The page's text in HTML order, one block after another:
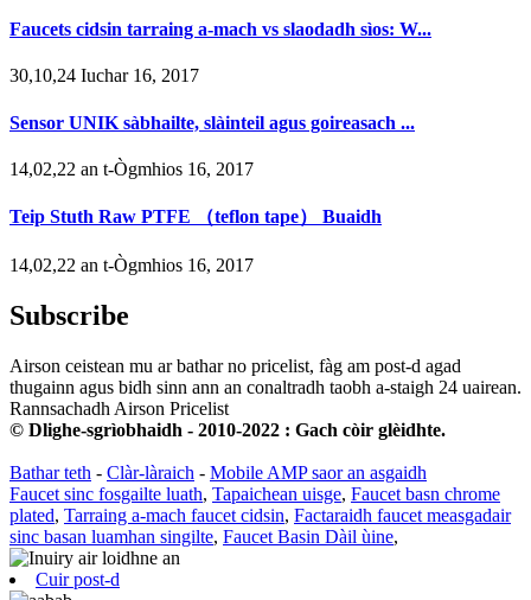
Faucets cidsin tarraing a-mach vs slaodadh sìos: W...
30,10,24 Iuchar 16, 2017
Sensor UNIK sàbhailte, slàinteil agus goireasach ...
14,02,22 an t-Ògmhios 16, 2017
Teip Stuth Raw PTFE （teflon tape） Buaidh
14,02,22 an t-Ògmhios 16, 2017
Subscribe
Airson ceistean mu ar bathar no pricelist, fàg am post-d agad
thugainn agus bidh sinn ann an conaltradh taobh a-staigh 24 uairean.
Rannsachadh Airson Pricelist
© Dlighe-sgrìobhaidh - 2010-2022 : Gach còir glèidhte.
Bathar teth - Clàr-làraich - Mobile AMP saor an asgaidh
Faucet sinc fosgailte luath, Tapaichean uisge, Faucet basn chrome
plated, Tarraing a-mach faucet cidsin, Factaraidh faucet measgadair
sinc basan luamhan singilte, Faucet Basin Dàil ùine,
Cuir post-d